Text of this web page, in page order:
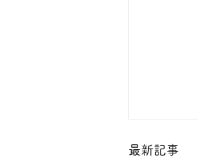
最新記事